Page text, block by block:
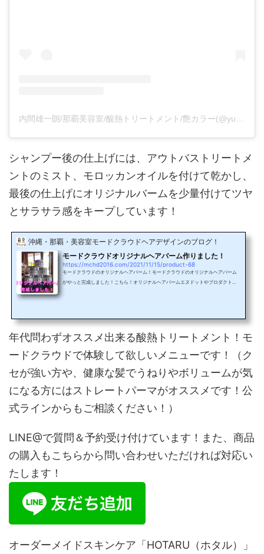
内間雄一朗/那覇美容室/酸熱トリートメント/艶カラー(@yuichiro_uchima)がシェアした投稿
シャンプー後の仕上げには、アウトバストリートメ
ントのミスト、モロッカンオイルを付けて乾かし、
最後の仕上げにオリジナルバームを少量付けてツヤ
とサラサラ感をキープしています！
沖縄・那覇・美容室モードクラウドヘアデザインのブログ！
モードクラウドオリジナルヘアバーム作りました！
https://mchd2016.com/2021/11/15/product-68
モードクラウドのオリジナルヘアバーム！モードクラウドのオリジナルヘアバーム
がやっと完成しました！こちら！オリジナルヘアバームエヌドットやプロダクトの
トにスタイリングする際はサラサラ感を残したいので、爪にちょっと乗るぐらい
（米粒2〜3粒分ぐらい）サラサラストレートには米粒2〜3つ...
年代問わずオススメ出来る酸熱トリートメント！モ
ードクラウドで体験して欲しいメニューです！（ク
セが強い方や、健康な髪でうねりやボリュームが気
になる方にはストレートパーマがオススメです！公
式ラインからもご相談ください！）
LINE@で質問＆予約受け付けています！また、商品
の購入もこちらから問い合わせいただければ対応い
たします！
オーダーメイドスキンケア「HOTARU（ホタル）」